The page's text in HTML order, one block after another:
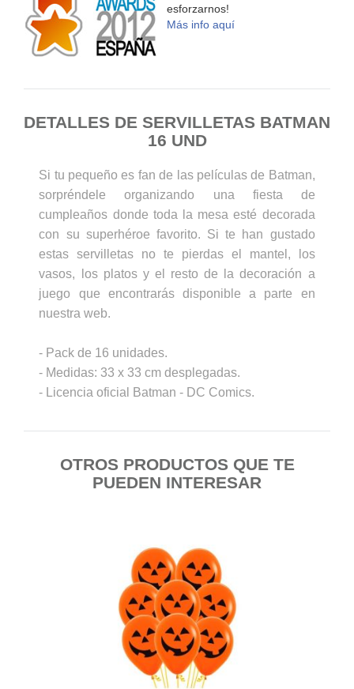
esforzarnos!
Más info aquí
DETALLES DE SERVILLETAS BATMAN
16 UND
Si tu pequeño es fan de las películas de Batman,
sorpréndele organizando una fiesta de
cumpleaños donde toda la mesa esté decorada
con su superhéroe favorito. Si te han gustado
estas servilletas no te pierdas el mantel, los
vasos, los platos y el resto de la decoración a
juego que encontrarás disponible a parte en
nuestra web.
- Pack de 16 unidades.
- Medidas: 33 x 33 cm desplegadas.
- Licencia oficial Batman - DC Comics.
OTROS PRODUCTOS QUE TE
PUEDEN INTERESAR